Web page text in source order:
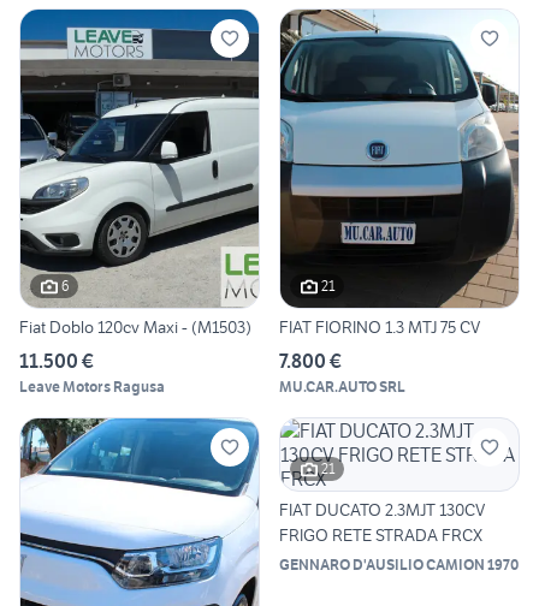
6
Fiat Doblo 120cv Maxi - (M1503)
11.500 €
Leave Motors Ragusa
21
FIAT FIORINO 1.3 MTJ 75 CV
7.800 €
MU.CAR.AUTO SRL
21
FIAT DUCATO 2.3MJT 130CV
FRIGO RETE STRADA FRCX
GENNARO D'AUSILIO CAMION 1970